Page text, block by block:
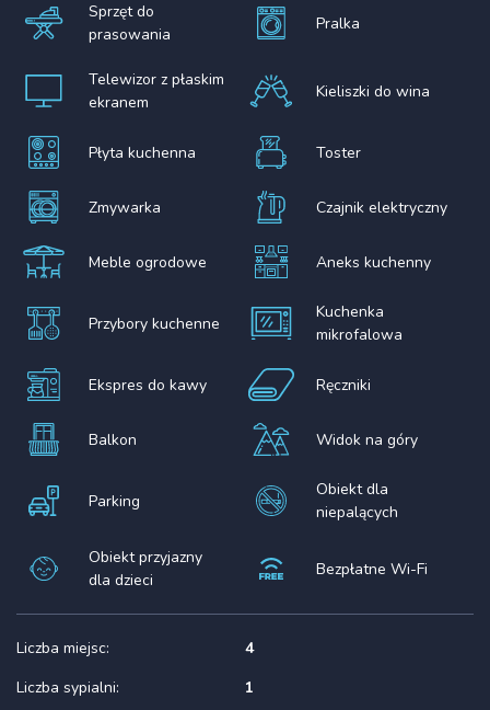
Sprzęt do
prasowania
Pralka
Telewizor z płaskim
ekranem
Kieliszki do wina
Płyta kuchenna Toster
Zmywarka Czajnik elektryczny
Meble ogrodowe Aneks kuchenny
Przybory kuchenne
Kuchenka
mikrofalowa
Ekspres do kawy Ręczniki
Balkon Widok na góry
Parking
Obiekt dla
niepalących
Obiekt przyjazny
dla dzieci
Bezpłatne Wi-Fi
Liczba miejsc:
4
Liczba sypialni:
1